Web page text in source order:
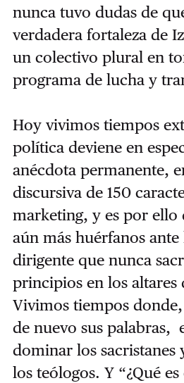
nunca tuvo dudas de
verdadera fortaleza de
un colectivo plural en
programa de lucha y
Hoy vivimos tiempos
política deviene en
anécdota permanente,
discursiva de 150
marketing, y es por ello
aún más huérfanos
dirigente que nunca
principios en los altares
Vivimos tiempos
de nuevo sus palabras,
dominar los sacristanes
los teólogos. Y “¿Qué